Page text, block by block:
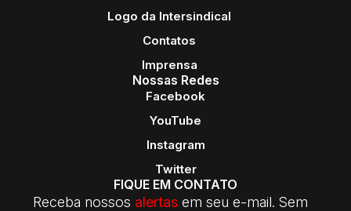
Logo da Intersindical
Contatos
Imprensa
Nossas Redes
Facebook
YouTube
Instagram
Twitter
FIQUE EM CONTATO
Receba nossos alertas em seu e-mail. Sem